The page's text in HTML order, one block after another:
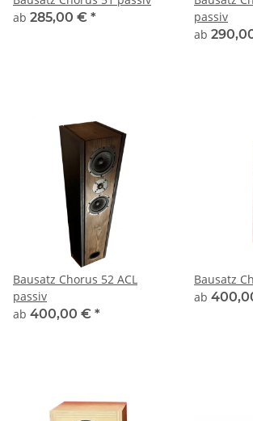
ab 285,00 € *
passiv
ab
Bausatz Chorus 52 ACL
passiv
ab 400,00 € *
Bausatz
ab